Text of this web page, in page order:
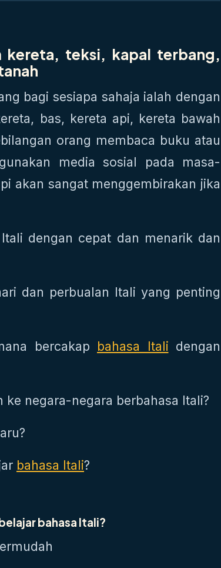
kereta, teksi, kapal terbang,
bagi sesiapa sahaja ialah dengan
bas, kereta api, kereta bawah
orang membaca buku atau
media sosial pada masa-
akan sangat menggembirakan jika
dengan cepat dan menarik dan
dan perbualan Itali yang penting
bercakap bahasa Itali dengan
negara-negara berbahasa Itali?
bahasa Itali?
bahasa Itali?